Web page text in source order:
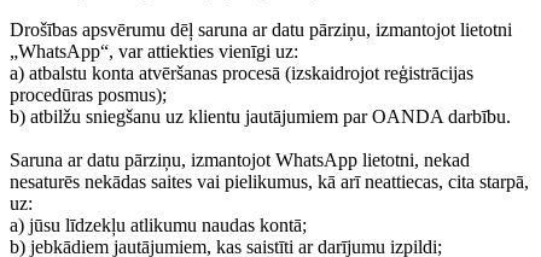
Drošības apsvērumu dēļ saruna ar datu pārziņu, izmantojot lietotni
„WhatsApp“, var attiekties vienīgi uz:
a) atbalstu konta atvēršanas procesā (izskaidrojot reģistrācijas
procedūras posmus);
b) atbilžu sniegšanu uz klientu jautājumiem par OANDA darbību.
Saruna ar datu pārziņu, izmantojot WhatsApp lietotni, nekad
nesaturēs nekādas saites vai pielikumus, kā arī neattiecas, cita starpā,
uz:
a) jūsu līdzekļu atlikumu naudas kontā;
b) jebkādiem jautājumiem, kas saistīti ar darījumu izpildi;